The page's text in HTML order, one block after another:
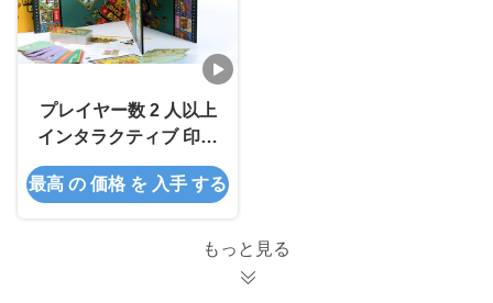
プレイヤー数 2 人以上
インタラクティブ 印刷
可能なボードゲームが
ない
最高 の 価格 を 入手 する
もっと見る